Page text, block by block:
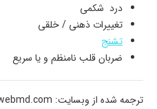
درد شکمی
تغییرات ذهنی / خلقی
تشنج
ضربان قلب نامنظم و یا سریع
ترجمه شده از وبسایت: www.webmd.com